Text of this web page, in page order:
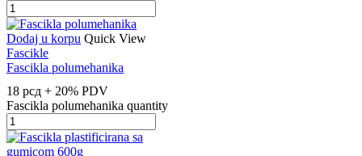
Dodaj u korpu Quick View
Fascikle
Fascikla polumehanika
18 рсд + 20% PDV
Fascikla polumehanika quantity